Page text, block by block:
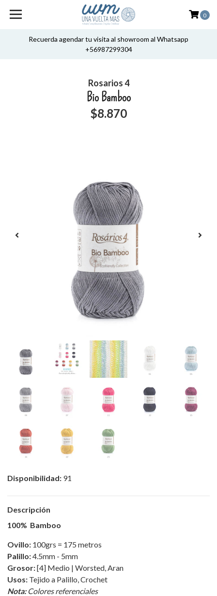
Recuerda agendar tu visita al showroom al Whatsapp
+56987299304
0
Rosarios 4
Bio Bamboo
$8.870
Disponibilidad: 91
Descripción
100% Bamboo
Ovillo: 100grs = 175 metros
Palillo:4.5mm - 5mm
Grosor:[4] Medio | Worsted, Aran
Usos: Tejido a Palillo, Crochet
Nota:Colores referenciales